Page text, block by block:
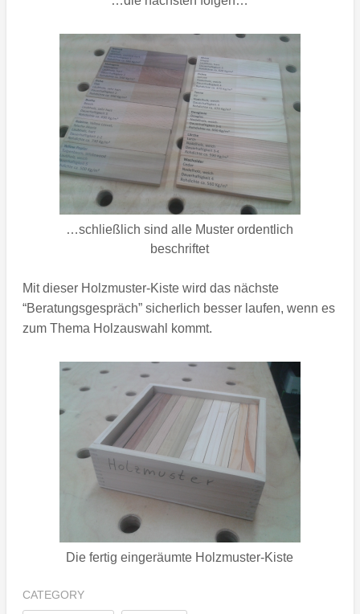
…schließlich sind alle Muster ordentlich
beschriftet
Mit dieser Holzmuster-Kiste wird das nächste
“Beratungsgespräch” sicherlich besser laufen, wenn es
zum Thema Holzauswahl kommt.
Die fertig eingeräumte Holzmuster-Kiste
CATEGORY